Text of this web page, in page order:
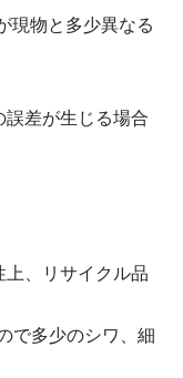
現物と多少異なる
差が生じる場合
、リサイクル品
で多少のシワ、細